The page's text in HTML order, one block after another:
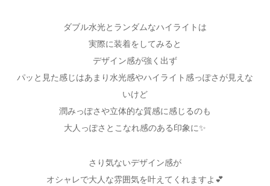
ダブル水光とランダムなハイライトは
実際に装着をしてみると
デザイン感が強く出ず
パッと見た感じはあまり水光感やハイライト感っぽさが見えな
いけど
潤みっぽさや立体的な質感に感じるのも
大人っぽさとこなれ感のある印象に✨
さり気ないデザイン感が
オシャレで大人な雰囲気を叶えてくれますよ💕